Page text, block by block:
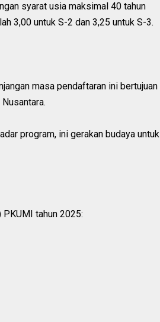
syarat usia maksimal 40 tahun
3,00 untuk S-2 dan 3,25 untuk S-3.
masa pendaftaran ini bertujuan
program, ini gerakan budaya untuk
tahun 2025: